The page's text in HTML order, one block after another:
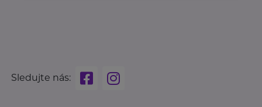
Sledujte nás: